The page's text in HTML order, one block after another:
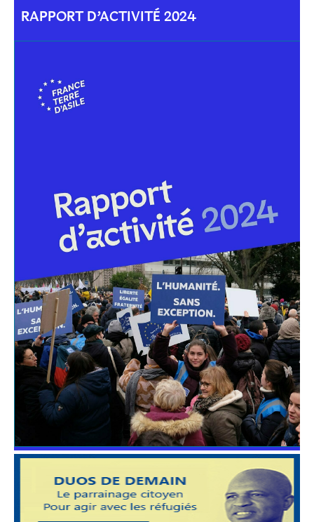
RAPPORT D’ACTIVITÉ 2024